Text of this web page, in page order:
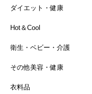
ダイエット・健康
Hot＆Cool
衛生・ベビー・介護
その他美容・健康
衣料品